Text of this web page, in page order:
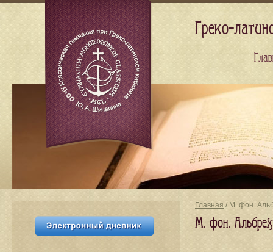
Главная / М. фон.
М. фон.
Греко-